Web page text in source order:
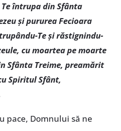
întrupa din Sfânta
şi pururea Fecioara
Te şi răstignindu-
cu moartea pe moarte
Sfânta Treime, preamărit
Spiritul Sfânt,
pace, Domnului să ne